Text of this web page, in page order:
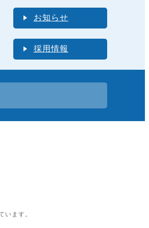
お知らせ
採用情報
います。